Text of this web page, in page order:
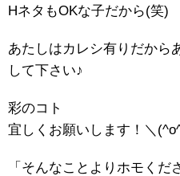
HネタもOKな子だから(笑)
あたしはカレシ有りだから
して下さい♪
彩のコト
宜しくお願いします！＼
「そんなことよりホモくだ